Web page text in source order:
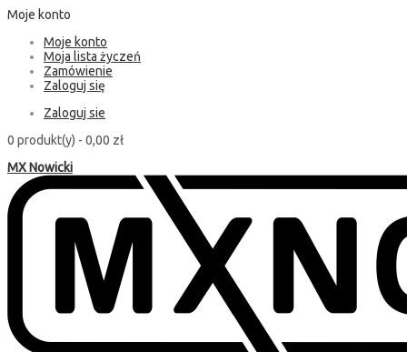
Moje konto
Moje konto
Moja lista życzeń
Zamówienie
Zaloguj się
Zaloguj sie
0 produkt(y) - 0,00 zł
MX Nowicki